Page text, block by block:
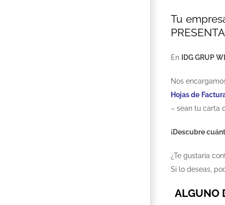
Tu
En IDG GRUP
Nos
Hojas de
– sean tu carta
¡Descubre
¿Te gustaría
Si lo deseas,
ALGUNO